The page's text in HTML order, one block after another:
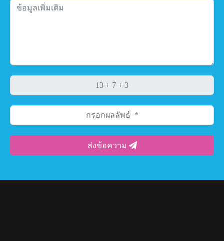
ส่งข้อความ